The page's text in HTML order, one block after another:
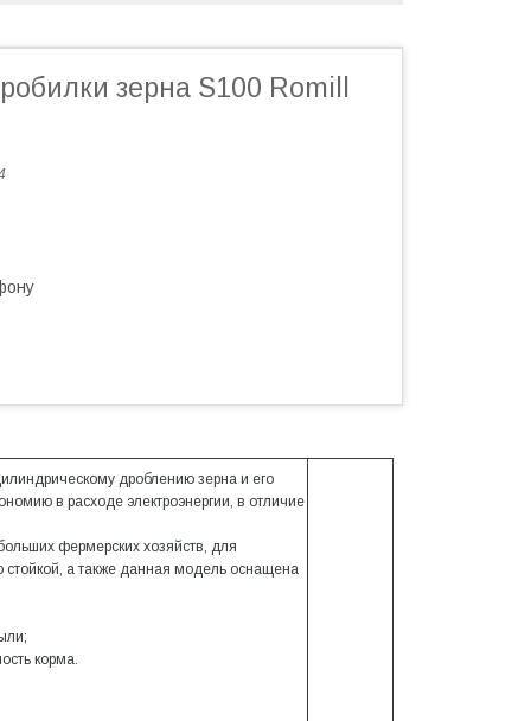
зерна S100 Romill
дроблению зерна и его
в расходе электроэнергии, в отличие
фермерских хозяйств, для
стойкой, а также данная модель оснащена
корма.